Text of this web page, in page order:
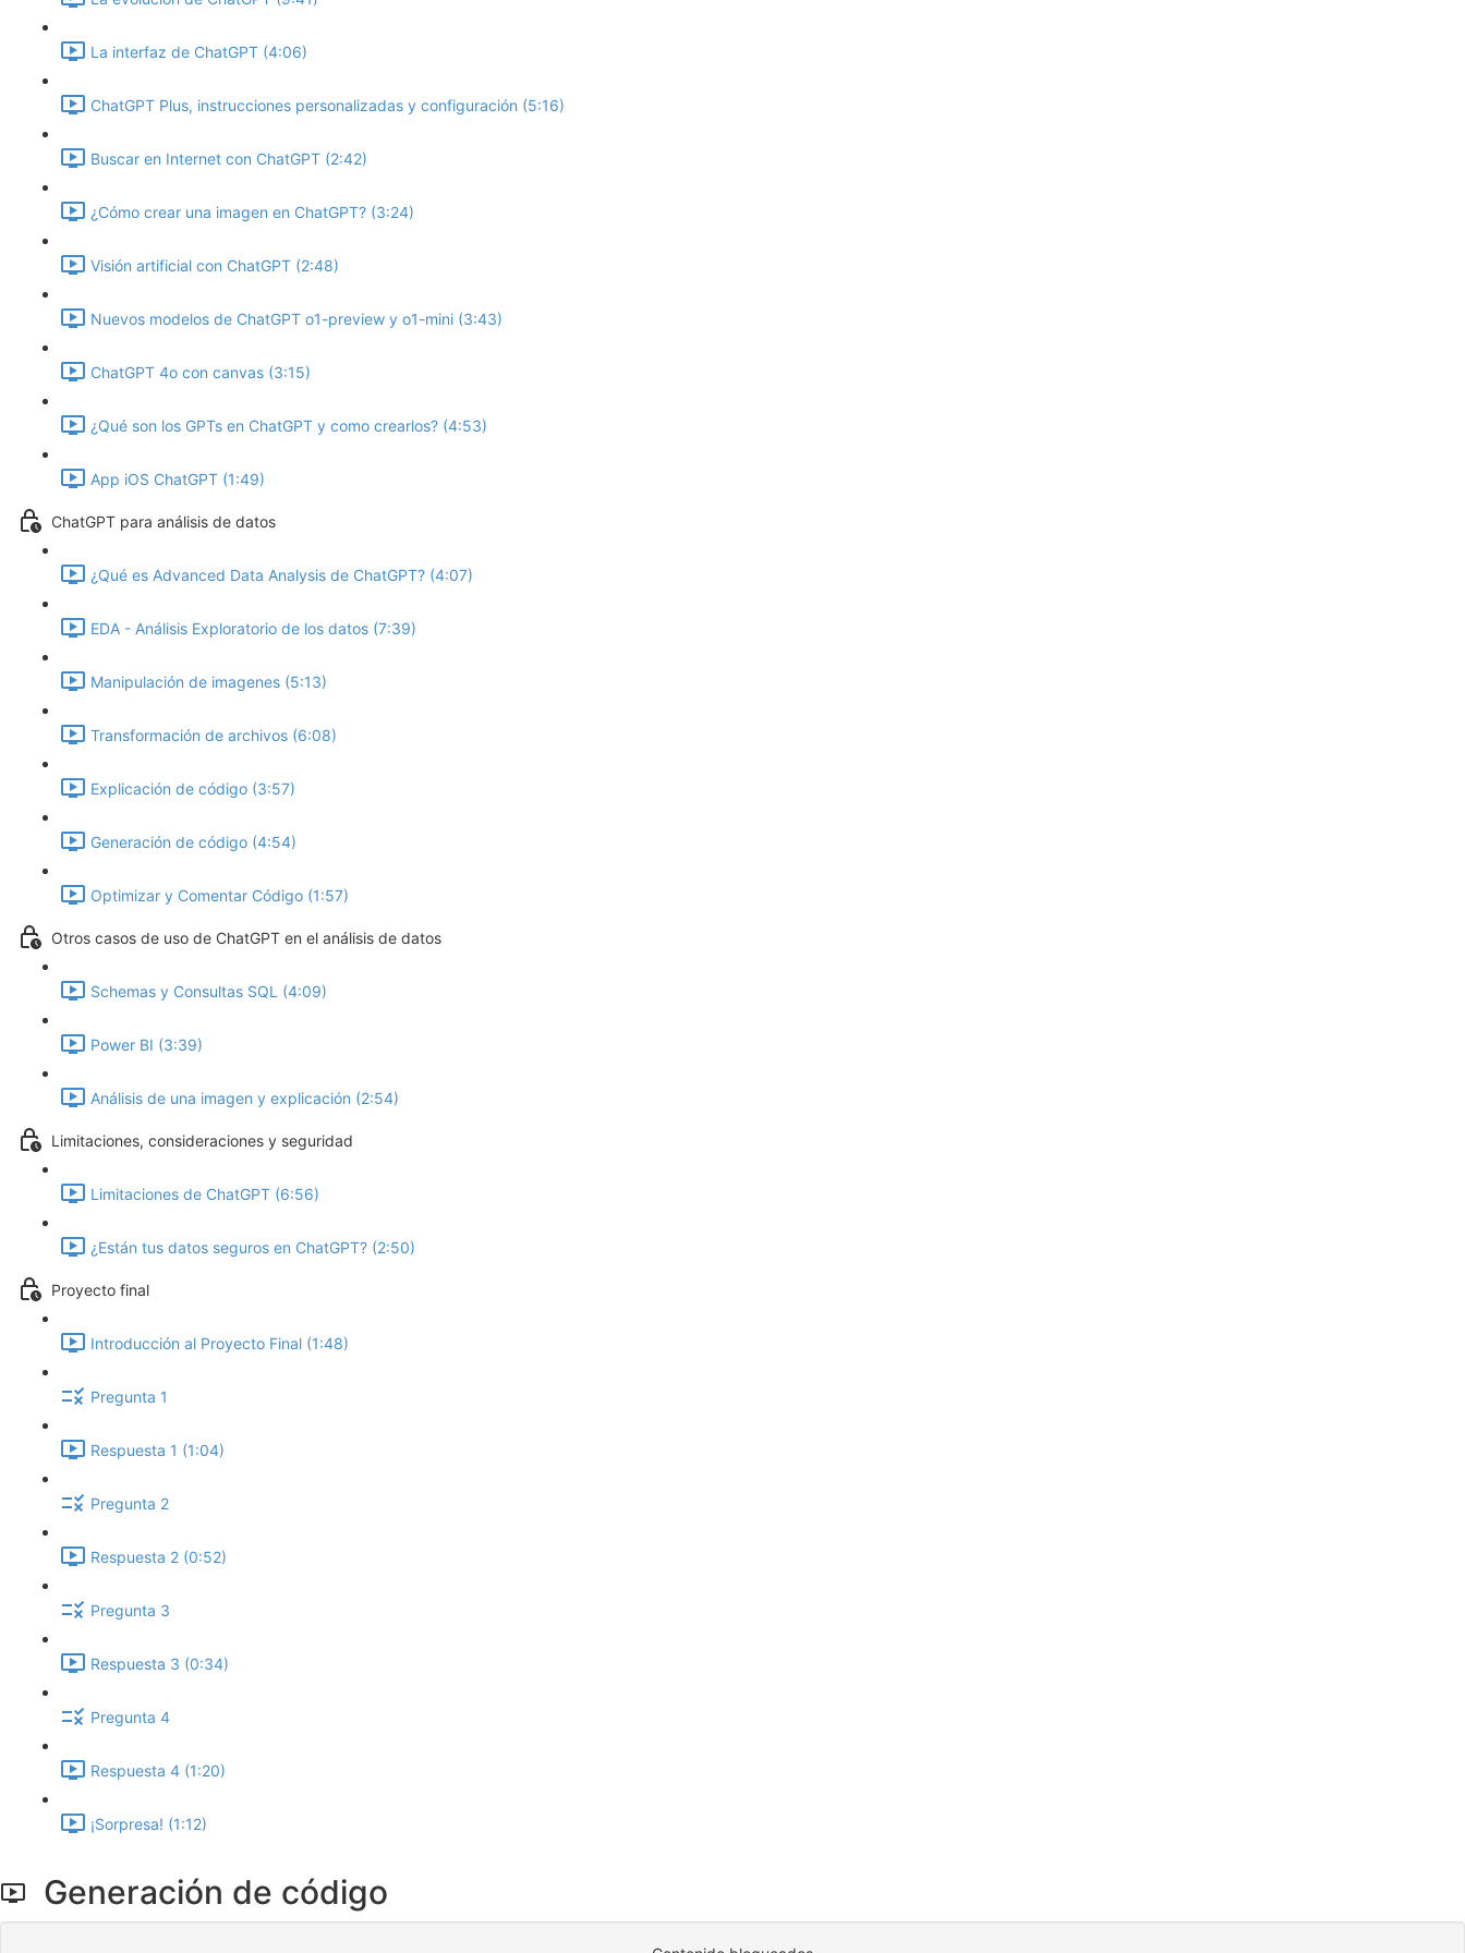
La interfaz de ChatGPT (4:06)
ChatGPT Plus, instrucciones personalizadas y configuración (5:16)
Buscar en Internet con ChatGPT (2:42)
¿Cómo crear una imagen en ChatGPT? (3:24)
Visión artificial con ChatGPT (2:48)
Nuevos modelos de ChatGPT o1-preview y o1-mini (3:43)
ChatGPT 4o con canvas (3:15)
¿Qué son los GPTs en ChatGPT y como crearlos? (4:53)
App iOS ChatGPT (1:49)
ChatGPT para análisis de datos
¿Qué es Advanced Data Analysis de ChatGPT? (4:07)
EDA - Análisis Exploratorio de los datos (7:39)
Manipulación de imagenes (5:13)
Transformación de archivos (6:08)
Explicación de código (3:57)
Generación de código (4:54)
Optimizar y Comentar Código (1:57)
Otros casos de uso de ChatGPT en el análisis de datos
Schemas y Consultas SQL (4:09)
Power BI (3:39)
Análisis de una imagen y explicación (2:54)
Limitaciones, consideraciones y seguridad
Limitaciones de ChatGPT (6:56)
¿Están tus datos seguros en ChatGPT? (2:50)
Proyecto final
Introducción al Proyecto Final (1:48)
Pregunta 1
Respuesta 1 (1:04)
Pregunta 2
Respuesta 2 (0:52)
Pregunta 3
Respuesta 3 (0:34)
Pregunta 4
Respuesta 4 (1:20)
¡Sorpresa! (1:12)
Generación de código